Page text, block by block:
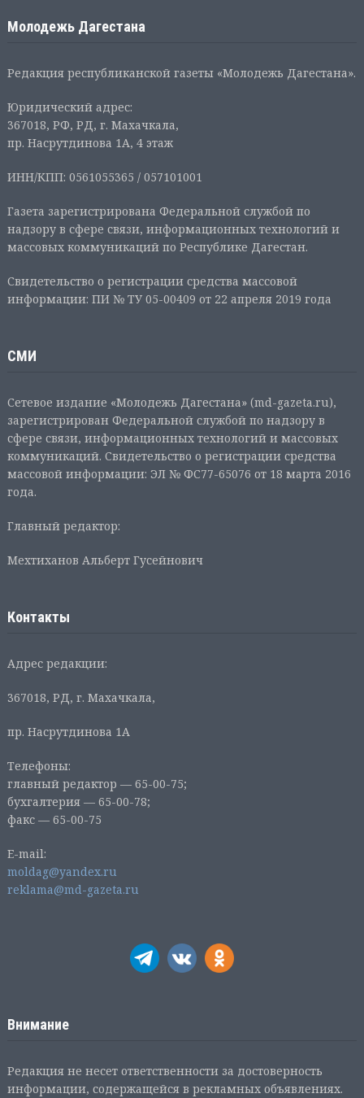
Молодежь Дагестана
Редакция республиканской газеты «Молодежь Дагестана».
Юридический адрес:
367018, РФ, РД, г. Махачкала,
пр. Насрутдинова 1А, 4 этаж
ИНН/КПП: 0561055365 / 057101001
Газета зарегистрирована Федеральной службой по
надзору в сфере связи, информационных технологий и
массовых коммуникаций по Республике Дагестан.
Свидетельство о регистрации средства массовой
информации: ПИ № ТУ 05-00409 от 22 апреля 2019 года
СМИ
Сетевое издание «Молодежь Дагестана» (md-gazeta.ru),
зарегистрирован Федеральной службой по надзору в
сфере связи, информационных технологий и массовых
коммуникаций. Свидетельство о регистрации средства
массовой информации: ЭЛ № ФС77-65076 от 18 марта 2016
года.
Главный редактор:
Мехтиханов Альберт Гусейнович
Контакты
Адрес редакции:
367018, РД, г. Махачкала,
пр. Насрутдинова 1А
Телефоны:
главный редактор — 65-00-75;
бухгалтерия — 65-00-78;
факс — 65-00-75
E-mail:
moldag@yandex.ru
reklama@md-gazeta.ru
Внимание
Редакция не несет ответственности за достоверность
информации, содержащейся в рекламных объявлениях.